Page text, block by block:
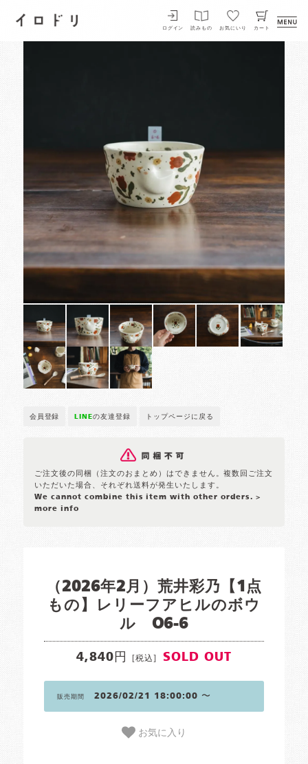
イロドリ
ログイン 読みもの お気にいり カート
会員登録 LINEの友達登録 トップページに戻る
ご注文後の同梱（注文のおまとめ）はできません。複数回ご注文
いただいた場合、それぞれ送料が発生いたします。
We cannot combine this item with other orders. >
more info
（2026年2月）荒井彩乃【1点
もの】レリーフアヒルのボウ
ル O6-6
4,840円 [税込] SOLD OUT
販売期間 2026/02/21 18:00:00 〜
お気に入り